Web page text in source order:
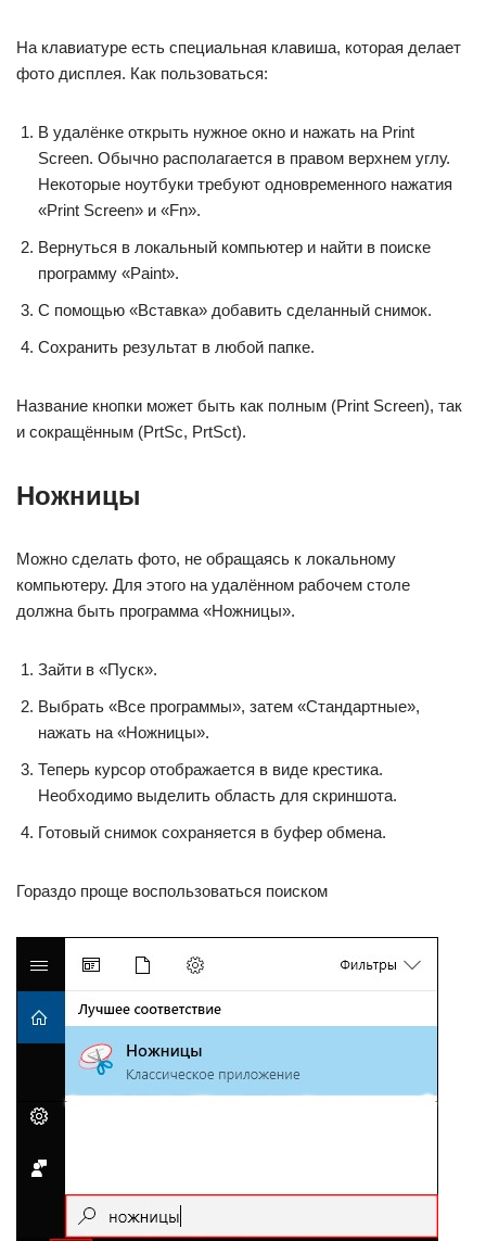
На клавиатуре есть специальная клавиша, которая делает
фото дисплея. Как пользоваться:
В удалёнке открыть нужное окно и нажать на Print
Screen. Обычно располагается в правом верхнем углу.
Некоторые ноутбуки требуют одновременного нажатия
«Print Screen» и «Fn».
Вернуться в локальный компьютер и найти в поиске
программу «Paint».
С помощью «Вставка» добавить сделанный снимок.
Сохранить результат в любой папке.
Название кнопки может быть как полным (Print Screen), так
и сокращённым (PrtSc, PrtSct).
Ножницы
Можно сделать фото, не обращаясь к локальному
компьютеру. Для этого на удалённом рабочем столе
должна быть программа «Ножницы».
Зайти в «Пуск».
Выбрать «Все программы», затем «Стандартные»,
нажать на «Ножницы».
Теперь курсор отображается в виде крестика.
Необходимо выделить область для скриншота.
Готовый снимок сохраняется в буфер обмена.
Гораздо проще воспользоваться поиском